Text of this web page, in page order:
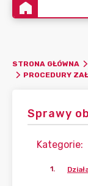
STRONA GŁÓWNA
PROCEDURY
Sprawy
Kategorie:
1.